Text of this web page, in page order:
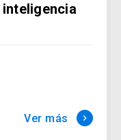
inteligencia
Ver más keyboard_arrow_right